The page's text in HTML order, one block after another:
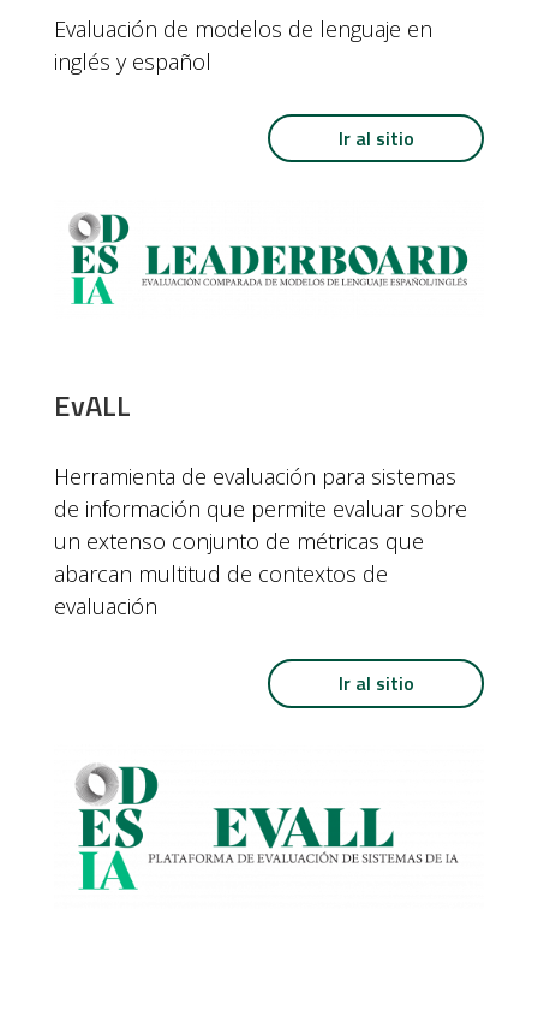
Evaluación de modelos de lenguaje en
inglés y español
Ir al sitio
EvALL
Herramienta de evaluación para sistemas
de información que permite evaluar sobre
un extenso conjunto de métricas que
abarcan multitud de contextos de
evaluación
Ir al sitio